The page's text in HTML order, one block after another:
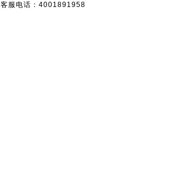
客服电话：4001891958